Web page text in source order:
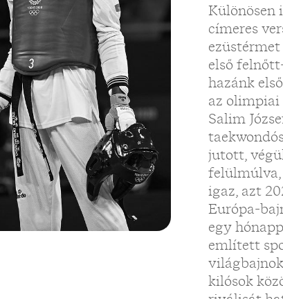
Különösen
címeres
első
hazánk
az olimpiai
Salim
jutott,
felülmúlva,
igaz, azt
Európa-
egy
említett
kilósok